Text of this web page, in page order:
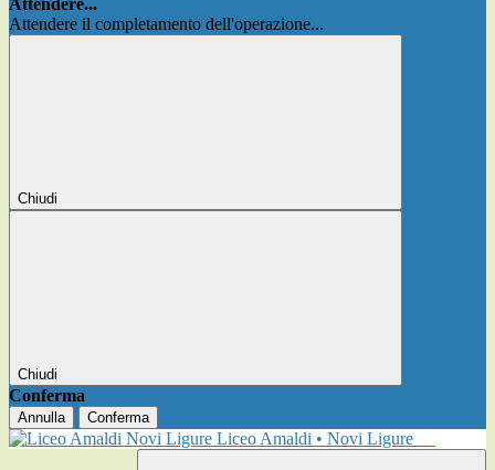
Attendere...
Attendere il completamento dell'operazione...
Chiudi
Chiudi
Conferma
Annulla Conferma
Liceo Amaldi • Novi Ligure